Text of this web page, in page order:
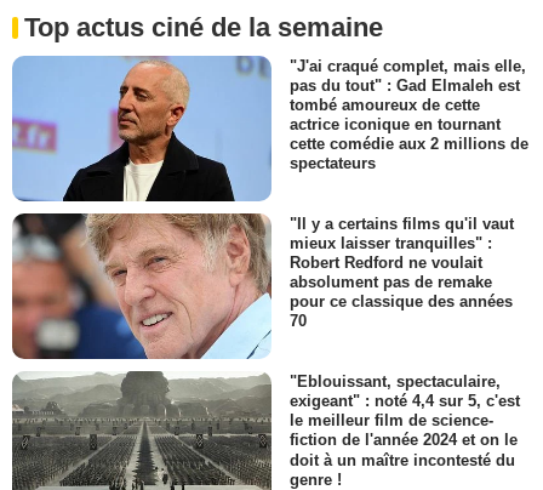
Top actus ciné de la semaine
"J'ai craqué complet, mais elle,
pas du tout" : Gad Elmaleh est
tombé amoureux de cette
actrice iconique en tournant
cette comédie aux 2 millions de
spectateurs
"Il y a certains films qu'il vaut
mieux laisser tranquilles" :
Robert Redford ne voulait
absolument pas de remake
pour ce classique des années
70
"Eblouissant, spectaculaire,
exigeant" : noté 4,4 sur 5, c'est
le meilleur film de science-
fiction de l'année 2024 et on le
doit à un maître incontesté du
genre !